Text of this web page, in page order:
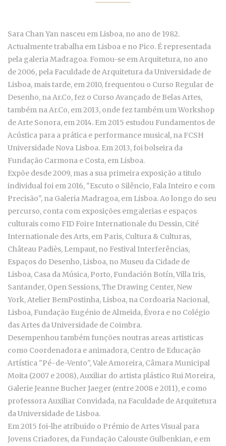
Sara Chan Yan nasceu em Lisboa, no ano de 1982.
Actualmente trabalha em Lisboa e no Pico. É representada
pela galeria Madragoa. Fomou-se em Arquitetura, no ano
de 2006, pela Faculdade de Arquitetura da Universidade de
Lisboa, mais tarde, em 2010, frequentou o Curso Regular de
Desenho, na Ar.Co, fez o Curso Avançado de Belas Artes,
também na Ar.Co, em 2013, onde fez também um Workshop
de Arte Sonora, em 2014. Em 2015 estudou Fundamentos de
Acústica para a prática e performance musical, na FCSH
Universidade Nova Lisboa. Em 2013, foi bolseira da
Fundação Carmona e Costa, em Lisboa.
Expõe desde 2009, mas a sua primeira exposição a titulo
individual foi em 2016, "Escuto o Silêncio, Fala Inteiro e com
Precisão", na Galeria Madragoa, em Lisboa. Ao longo do seu
percurso, conta com exposições emgalerias e espaços
culturais como FID Foire Internationale du Dessin, Cité
Internationale des Arts, em Paris, Cultura & Culturas,
Château Padiès, Lempaut, no Festival Interferências,
Espaços do Desenho, Lisboa, no Museu da Cidade de
Lisboa, Casa da Música, Porto, Fundación Botín, Villa Iris,
Santander, Open Sessions, The Drawing Center, New
York, Atelier BemPostinha, Lisboa, na Cordoaria Nacional,
Lisboa, Fundação Eugénio de Almeida, Évora e no Colégio
das Artes da Universidade de Coimbra.
Desempenhou também funções noutras areas artisticas
como Coordenadora e animadora, Centro de Educação
Artística "Pé-de-Vento", Vale Amoreira, Câmara Municipal
Moita (2007 e 2008), Auxiliar do artista plástico Rui Moreira,
Galerie Jeanne Bucher Jaeger (entre 2008 e 2011), e como
professora Auxiliar Convidada, na Faculdade de Arquitetura
da Universidade de Lisboa.
Em 2015 foi-lhe atribuido o Prémio de Artes Visual para
Jovens Criadores, da Fundação Calouste Gulbenkian, e em